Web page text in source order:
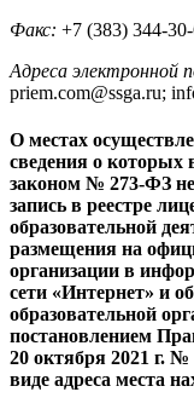
Факс: +7 (383) 344-
Адреса электронной
priem.com@ssga.ru;
О местах
сведения о которых
законом № 273-ФЗ
запись в реестре
образовательной
размещения на
организации в
сети «Интернет» и
образовательной
постановлением
20 октября 2021 г.
виде адреса места